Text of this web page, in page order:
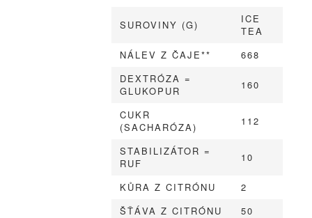
SUROVINY (G)
ICE
TEA
NÁLEV Z ČAJE**
668
DEXTRÓZA =
GLUKOPUR
160
CUKR
(SACHARÓZA)
112
STABILIZÁTOR =
RUF
10
KŮRA Z CITRÓNU
2
ŠŤÁVA Z CITRÓNU
50